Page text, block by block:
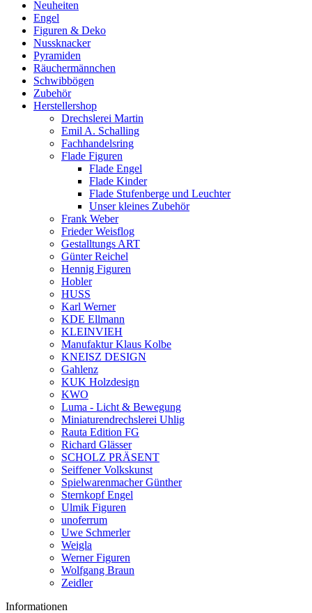
Neuheiten
Engel
Figuren & Deko
Nussknacker
Pyramiden
Räuchermännchen
Schwibbögen
Zubehör
Herstellershop
Drechslerei Martin
Emil A. Schalling
Fachhandelsring
Flade Figuren
Flade Engel
Flade Kinder
Flade Stufenberge und Leuchter
Unser kleines Zubehör
Frank Weber
Frieder Weisflog
Gestalltungs ART
Günter Reichel
Hennig Figuren
Hobler
HUSS
Karl Werner
KDE Ellmann
KLEINVIEH
Manufaktur Klaus Kolbe
KNEISZ DESIGN
Gahlenz
KUK Holzdesign
KWO
Luma - Licht & Bewegung
Miniaturendrechslerei Uhlig
Rauta Edition FG
Richard Glässer
SCHOLZ PRÄSENT
Seiffener Volkskunst
Spielwarenmacher Günther
Sternkopf Engel
Ulmik Figuren
unoferrum
Uwe Schmerler
Weigla
Werner Figuren
Wolfgang Braun
Zeidler
Informationen